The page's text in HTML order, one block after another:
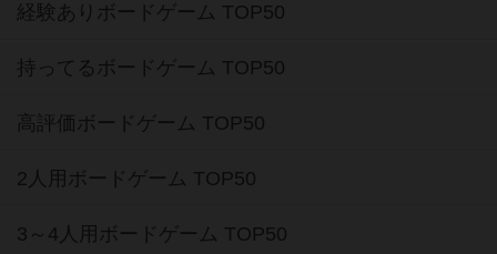
経験ありボードゲーム TOP50
持ってるボードゲーム TOP50
高評価ボードゲーム TOP50
2人用ボードゲーム TOP50
3～4人用ボードゲーム TOP50